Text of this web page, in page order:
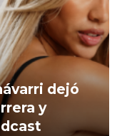
dejó
y